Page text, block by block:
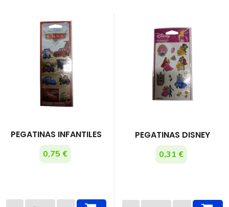
PEGATINAS INFANTILES
0,75 €
PEGATINAS DISNEY
0,31 €